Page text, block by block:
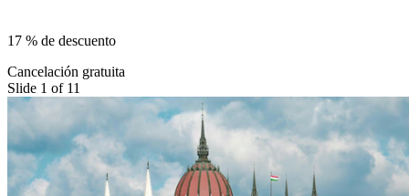
17 % de descuento
Cancelación gratuita
Slide 1 of 11